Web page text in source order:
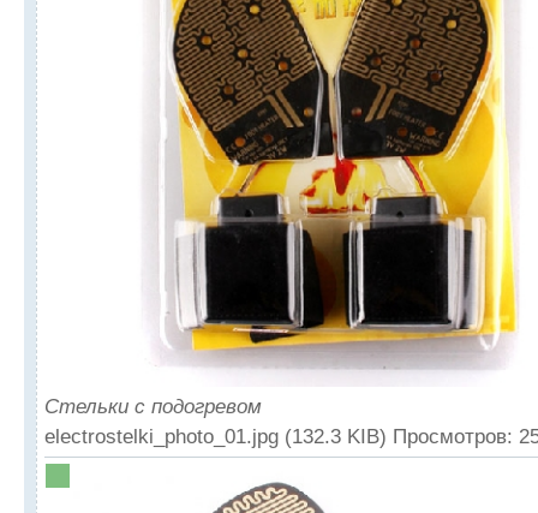
Стельки с подогревом
electrostelki_photo_01.jpg (132.3 KIB) Просмотров: